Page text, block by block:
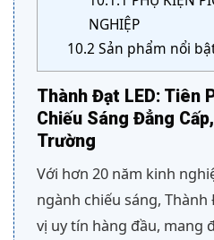
NGHIỆP
10.2 Sản phẩm nổi
Thành Đạt LED: Tiên
Chiếu Sáng Đẳng
Trường
Với hơn 20 năm kinh
ngành chiếu sáng,
vị uy tín hàng đầu, mang